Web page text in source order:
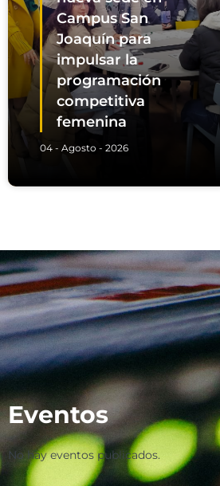
Campus San
Joaquín para
impulsar la
programación
competitiva
femenina
04 - Agosto - 2026
Eventos
No hay eventos publicados.